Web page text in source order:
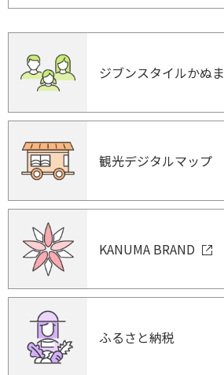
ジブンスタイルかぬま
観光デジタルマップ
KANUMA BRAND
ふるさと納税